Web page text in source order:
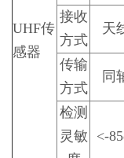
UHF传
感器
接收
方式
天
传输
方式
同
检测
灵敏
<-